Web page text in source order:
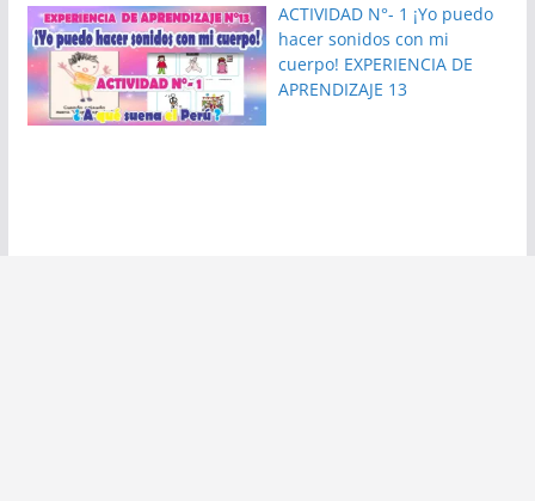
ACTIVIDAD N°- 1 ¡Yo puedo
hacer sonidos con mi
cuerpo! EXPERIENCIA DE
APRENDIZAJE 13